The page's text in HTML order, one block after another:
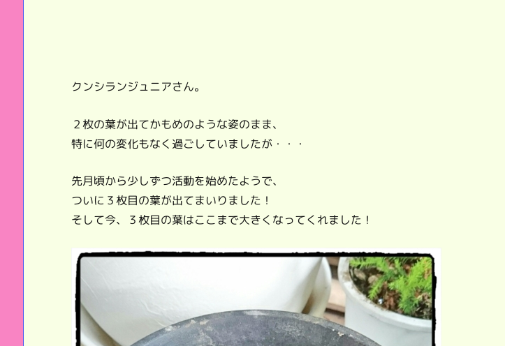
クンシランジュニアさん。
２枚の葉が出てかもめのような姿のまま、
特に何の変化もなく過ごしていましたが・・・
先月頃から少しずつ活動を始めたようで、
ついに３枚目の葉が出てまいりました！
そして今、３枚目の葉はここまで大きくなってくれました！